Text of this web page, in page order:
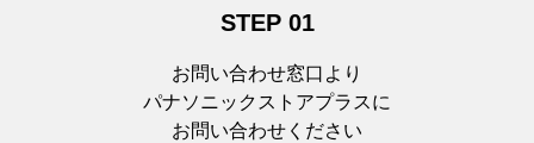
STEP 01
お問い合わせ窓口より
パナソニックストアプラスに
お問い合わせください